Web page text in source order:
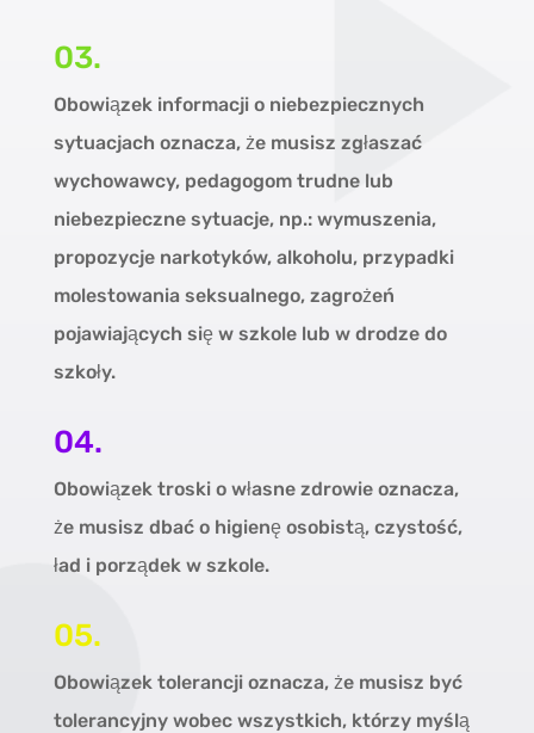
03.
Obowiązek informacji o niebezpiecznych
sytuacjach oznacza, że musisz zgłaszać
wychowawcy, pedagogom trudne lub
niebezpieczne sytuacje, np.: wymuszenia,
propozycje narkotyków, alkoholu, przypadki
molestowania seksualnego, zagrożeń
pojawiających się w szkole lub w drodze do
szkoły.
04.
Obowiązek troski o własne zdrowie oznacza,
że musisz dbać o higienę osobistą, czystość,
ład i porządek w szkole.
05.
Obowiązek tolerancji oznacza, że musisz być
tolerancyjny wobec wszystkich, którzy myślą